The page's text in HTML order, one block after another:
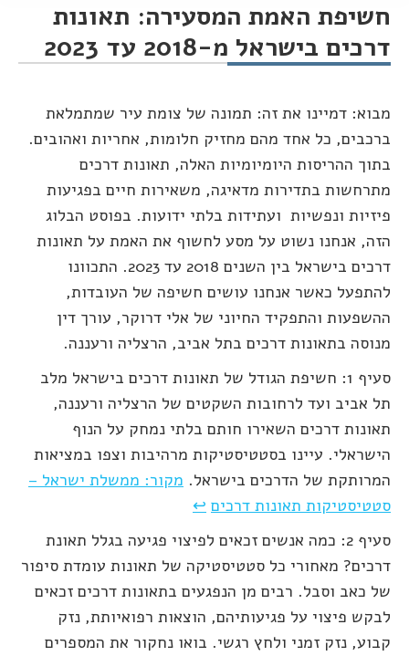
חשיפת האמת המסעירה: תאונות
דרכים בישראל מ-2018 עד 2023
מבוא: דמיינו את זה: תמונה של צומת עיר שמתמלאת
ברכבים, כל אחד מהם מחזיק חלומות, אחריות ואהובים.
בתוך ההריסות היומיומיות האלה, תאונות דרכים
מתרחשות בתדירות מדאיגה, משאירות חיים בפגיעות
פיזיות ונפשיות ועתידות בלתי ידועות. בפוסט הבלוג
הזה, אנחנו נשוט על מסע לחשוף את האמת על תאונות
דרכים בישראל בין השנים 2018 עד 2023. התכוונו
להתפעל כאשר אנחנו עושים חשיפה של העובדות,
ההשפעות והתפקיד החיוני של אלי דרוקר, עורך דין
מנוסה בתאונות דרכים בתל אביב, הרצליה ורעננה.
סעיף 1: חשיפת הגודל של תאונות דרכים בישראל מלב
תל אביב ועד לרחובות השקטים של הרצליה ורעננה,
תאונות דרכים השאירו חותם בלתי נמחק על הנוף
הישראלי. עיינו בסטטיסטיקות מרהיבות וצפו במציאות
המרותקת של הדרכים בישראל. מקור: ממשלת ישראל –
סטטיסטיקות תאונות דרכים ↩
סעיף 2: כמה אנשים זכאים לפיצוי פגיעה בגלל תאונת
דרכים? מאחורי כל סטטיסטיקה של תאונות עומדת סיפור
של כאב וסבל. רבים מן הנפגעים בתאונות דרכים זכאים
לבקש פיצוי על פגיעותיהם, הוצאות רפואיותת, נזק
קבוע, נזק זמני ולחץ רגשי. בואו נחקור את המספרים